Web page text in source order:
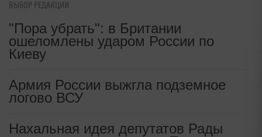
ПО ТЕМЕ
Лолита Марковна Милявская
ВЫБОР РЕДАКЦИИ
"Пора убрать": в Британии
ошеломлены ударом России по
Киеву
Армия России выжгла подземное
логово ВСУ
Нахальная идея депутатов Рады